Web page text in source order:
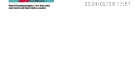
2024/02/28 17:51